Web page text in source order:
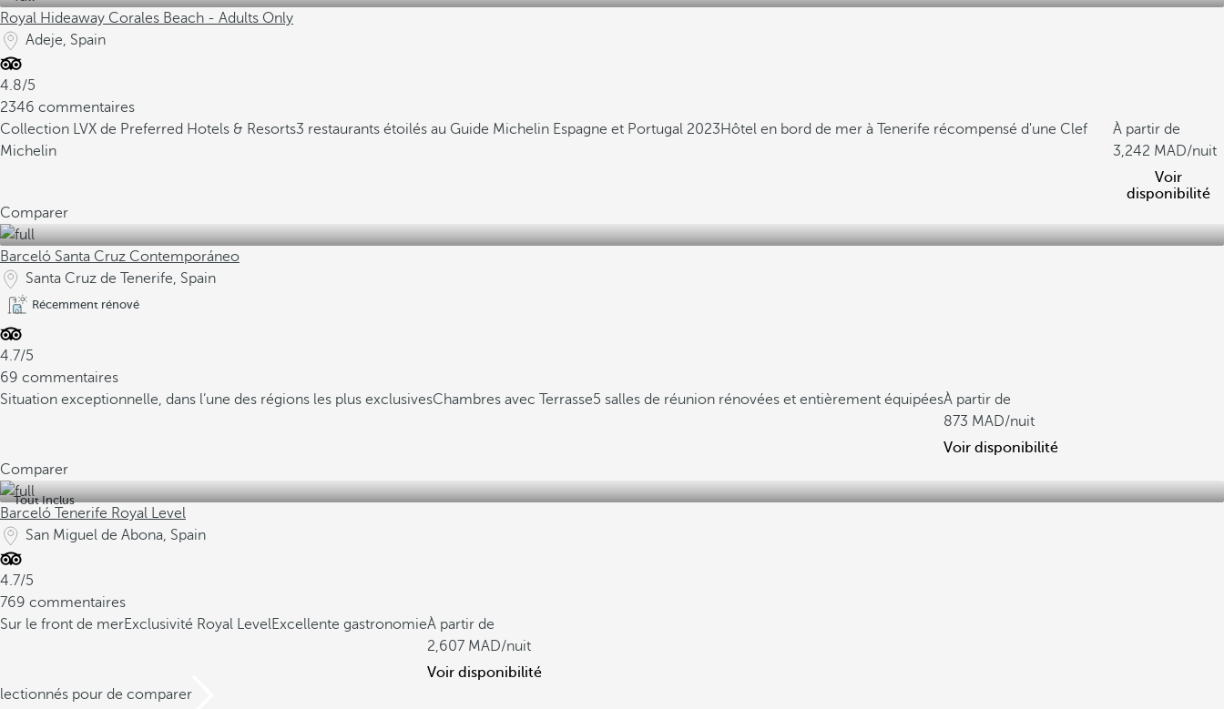
Royal Hideaway Corales Beach - Adults Only
Adeje, Spain
4.8/5
2346 commentaires
Collection LVX de Preferred Hotels & Resorts3 restaurants étoilés au Guide Michelin Espagne et Portugal 2023Hôtel en bord de mer à Tenerife récompensé d'une Clef
Michelin
À partir de
3,242
/nuit
Voir
disponibilité
Comparer
Barceló Santa Cruz Contemporáneo
Santa Cruz de Tenerife, Spain
Récemment rénové
4.7/5
69 commentaires
Situation exceptionnelle, dans l’une des régions les plus exclusivesChambres avec Terrasse5 salles de réunion rénovées et entièrement équipéesÀ partir de
873
/nuit
Voir disponibilité
Comparer
Tout Inclus
Barceló Tenerife Royal Level
San Miguel de Abona, Spain
4.7/5
769 commentaires
Sur le front de merExclusivité Royal LevelExcellente gastronomieÀ partir de
2,607
/nuit
Voir disponibilité
pour de comparer